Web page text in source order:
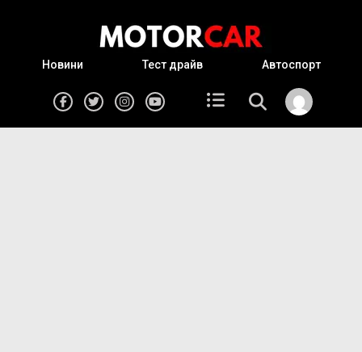
Новини Тест драйв Автоспорт